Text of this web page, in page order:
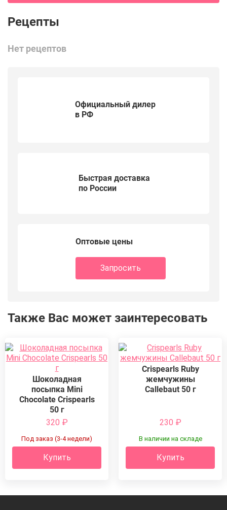
Нет рецептов
Официальный дилер
в РФ
Быстрая доставка
по России
Оптовые цены
Запросить
Также Вас может заинтересовать
Шоколадная
посыпка Mini
Chocolate Crispearls
50 г
320 ₽
Под заказ (3-4 недели)
Купить
Crispearls Ruby
жемчужины
Callebaut 50 г
230 ₽
В наличии на складе
Купить